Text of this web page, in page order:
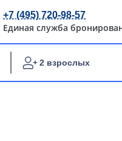
+7 (495) 720-98-57
Единая служба
2 взрослых